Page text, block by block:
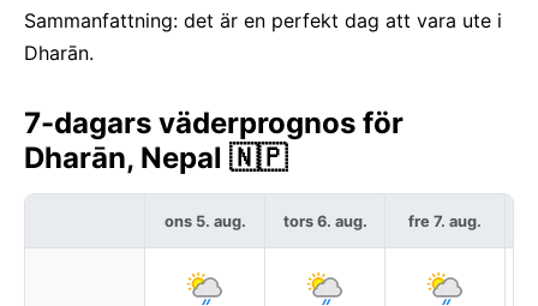
Sammanfattning: det är en perfekt dag att vara ute i
Dharān.
7-dagars väderprognos för
Dharān, Nepal 🇳🇵
ons 5. aug. tors 6. aug. fre 7. aug.